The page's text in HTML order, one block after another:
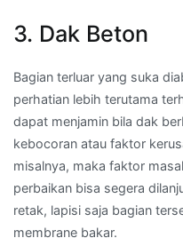
3. Dak Beton
Bagian terluar yang suka
perhatian lebih terutama
dapat menjamin bila dak
kebocoran atau faktor
misalnya, maka faktor
perbaikan bisa segera
retak, lapisi saja bagian
membrane bakar.